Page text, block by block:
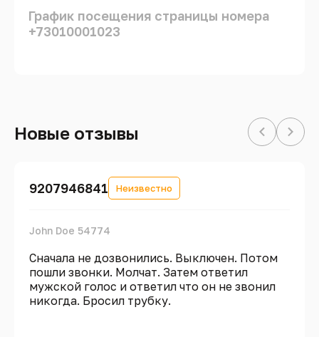
График посещения страницы номера
+73010001023
Новые отзывы
9207946841 Неизвестно
John Doe 54774
Сначала не дозвонились. Выключен. Потом
пошли звонки. Молчат. Затем ответил
мужской голос и ответил что он не звонил
никогда. Бросил трубку.